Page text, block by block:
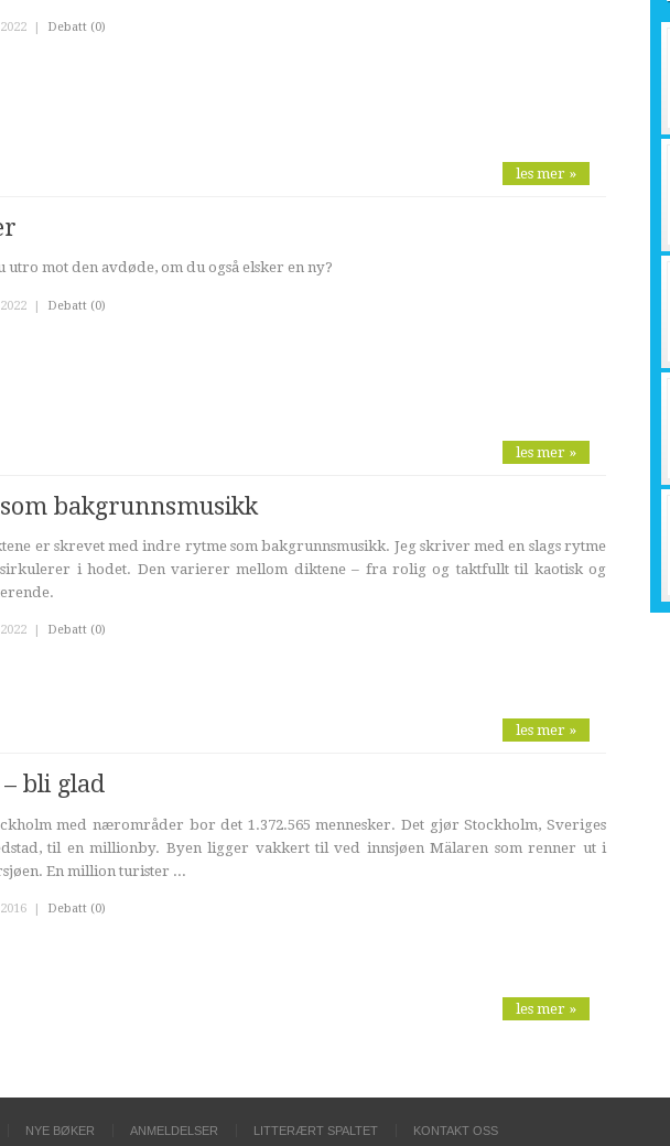
| Debatt (0)
les mer »
utro mot den avdøde, om du også elsker en ny?
| Debatt (0)
les mer »
bakgrunnsmusikk
er skrevet med indre rytme som bakgrunnsmusikk. Jeg skriver med en slags rytme
sirkulerer i hodet. Den varierer mellom diktene – fra rolig og taktfullt til kaotisk og
Debatt (0)
les mer »
bli glad
med nærområder bor det 1.372.565 mennesker. Det gjør Stockholm, Sveriges
til en millionby. Byen ligger vakkert til ved innsjøen Mälaren som renner ut i
En million turister ...
| Debatt (0)
les mer »
NYE BØKER ANMELDELSER LITTERÆRT SPALTET KONTAKT OSS